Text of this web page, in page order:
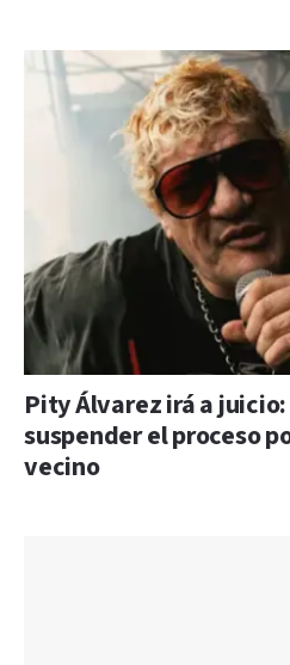
Pity Álvarez irá a
suspender el proceso
vecino